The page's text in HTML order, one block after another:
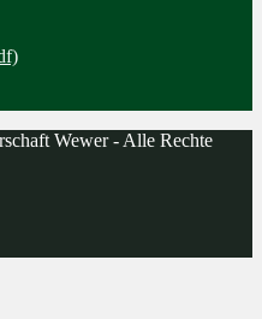
Wewer - Alle Rechte